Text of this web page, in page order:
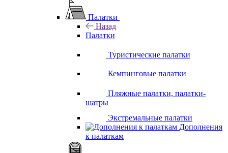
Палатки
Назад
Палатки
Туристические палатки
Кемпинговые палатки
Пляжные палатки, палатки-
шатры
Экстремальные палатки
Дополнения
к палаткам